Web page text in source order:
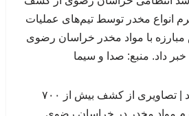
انواع مخدر توسط تیم‌های عملیات
مبارزه با مواد مخدر خراسان رضوی
خبر داد. منبع: صدا و سیما